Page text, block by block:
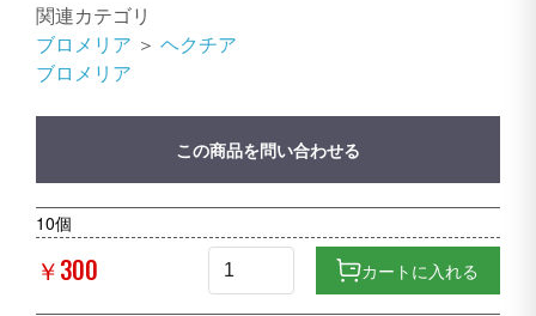
関連カテゴリ
ブロメリア ＞ ヘクチア
ブロメリア
この商品を問い合わせる
10個
￥300 カートに入れる